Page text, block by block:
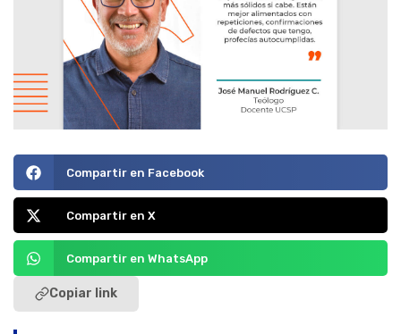
Compartir en Facebook
Compartir en X
Compartir en WhatsApp
Copiar link